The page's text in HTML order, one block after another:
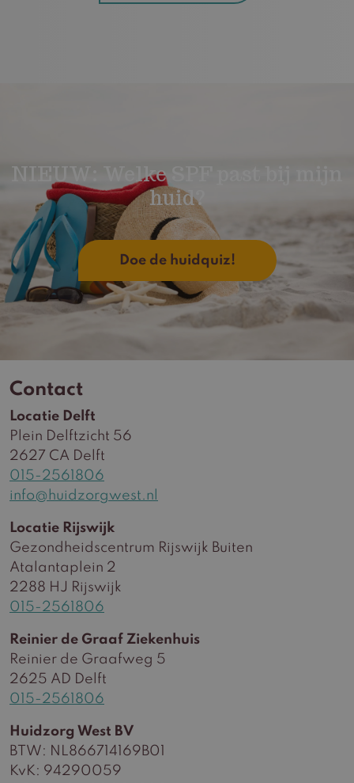
NIEUW: Welke SPF past bij mijn
huid?
Doe de huidquiz!
Contact
Locatie Delft
Plein Delftzicht 56
2627 CA Delft
015-2561806
info@huidzorgwest.nl
Locatie Rijswijk
Gezondheidscentrum Rijswijk Buiten
Atalantaplein 2
2288 HJ Rijswijk
015-2561806
Reinier de Graaf Ziekenhuis
Reinier de Graafweg 5
2625 AD Delft
015-2561806
Huidzorg West BV
BTW: NL866714169B01
KvK: 94290059